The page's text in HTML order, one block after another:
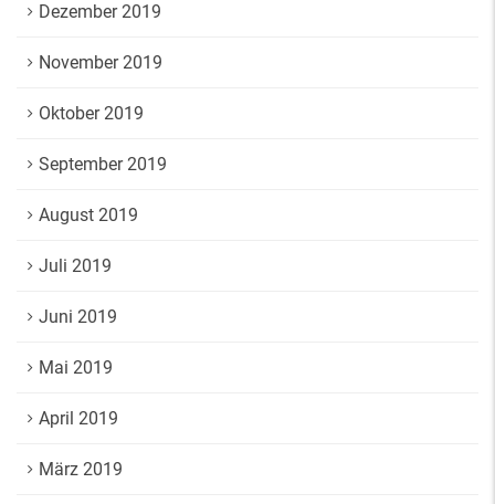
Dezember 2019
November 2019
Oktober 2019
September 2019
August 2019
Juli 2019
Juni 2019
Mai 2019
April 2019
März 2019